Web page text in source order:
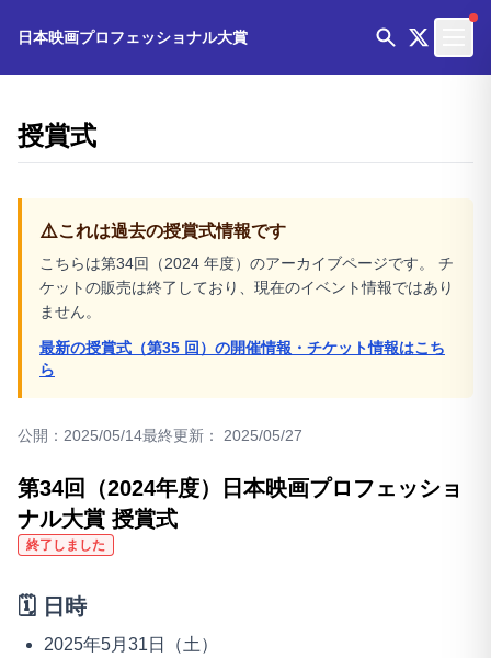
日本映画プロフェッショナル大賞
授賞式
⚠️これは過去の授賞式情報です
こちらは第34回（2024 年度）のアーカイブページです。 チ
ケットの販売は終了しており、現在のイベント情報ではあり
ません。
最新の授賞式（第35 回）の開催情報・チケット情報はこち
ら
公開： 2025/05/14最終更新： 2025/05/27
第34回（2024年度）日本映画プロフェッショ
ナル大賞 授賞式
終了しました
🗓️ 日時
2025年5月31日（土）